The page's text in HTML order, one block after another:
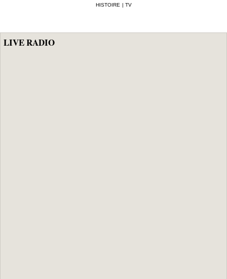
HISTOIRE
TV
LIVE RADIO